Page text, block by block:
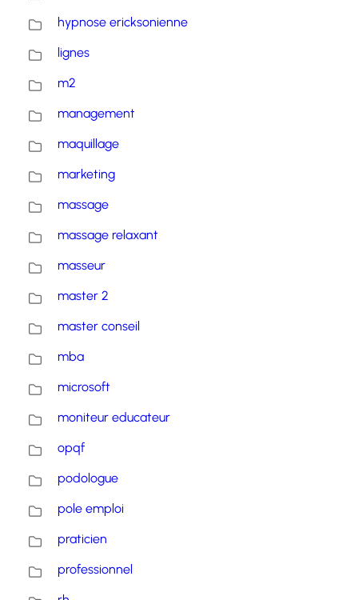
hypnose ericksonienne
lignes
m2
management
maquillage
marketing
massage
massage relaxant
masseur
master 2
master conseil
mba
microsoft
moniteur educateur
opqf
podologue
pole emploi
praticien
professionnel